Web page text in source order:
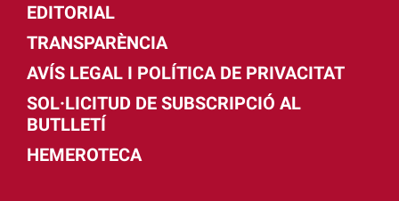
EDITORIAL
TRANSPARÈNCIA
AVÍS LEGAL I POLÍTICA DE PRIVACITAT
SOL·LICITUD DE SUBSCRIPCIÓ AL
BUTLLETÍ
HEMEROTECA